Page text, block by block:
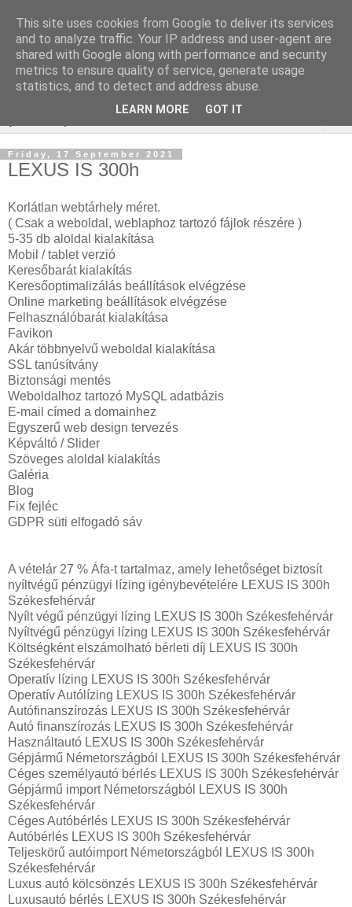
Webáruház Kulcsszó
optimalizálás
Friday, 17 September 2021
LEXUS IS 300h
Korlátlan webtárhely méret.
( Csak a weboldal, weblaphoz tartozó fájlok részére )
5-35 db aloldal kialakítása
Mobil / tablet verzió
Keresőbarát kialakítás
Keresőoptimalizálás beállítások elvégzése
Online marketing beállítások elvégzése
Felhasználóbarát kialakítása
Favikon
Akár többnyelvű weboldal kialakítása
SSL tanúsítvány
Biztonsági mentés
Weboldalhoz tartozó MySQL adatbázis
E-mail címed a domainhez
Egyszerű web design tervezés
Képváltó / Slider
Szöveges aloldal kialakítás
Galéria
Blog
Fix fejléc
GDPR süti elfogadó sáv
A vételár 27 % Áfa-t tartalmaz, amely lehetőséget biztosít
nyíltvégű pénzügyi lízing igénybevételére LEXUS IS 300h
Székesfehérvár
Nyílt végű pénzügyi lízing LEXUS IS 300h Székesfehérvár
Nyíltvégű pénzügyi lízing LEXUS IS 300h Székesfehérvár
Költségként elszámolható bérleti díj LEXUS IS 300h
Székesfehérvár
Operatív lízing LEXUS IS 300h Székesfehérvár
Operatív Autólízing LEXUS IS 300h Székesfehérvár
Autófinanszírozás LEXUS IS 300h Székesfehérvár
Autó finanszírozás LEXUS IS 300h Székesfehérvár
Használtautó LEXUS IS 300h Székesfehérvár
Gépjármű Németországból LEXUS IS 300h Székesfehérvár
Céges személyautó bérlés LEXUS IS 300h Székesfehérvár
Gépjármű import Németországból LEXUS IS 300h
Székesfehérvár
Céges Autóbérlés LEXUS IS 300h Székesfehérvár
Autóbérlés LEXUS IS 300h Székesfehérvár
Teljeskörű autóimport Németországból LEXUS IS 300h
Székesfehérvár
Luxus autó kölcsönzés LEXUS IS 300h Székesfehérvár
Luxusautó bérlés LEXUS IS 300h Székesfehérvár
This site uses cookies from Google to deliver its services
and to analyze traffic. Your IP address and user-agent are
shared with Google along with performance and security
metrics to ensure quality of service, generate usage
statistics, and to detect and address abuse.
LEARN MORE GOT IT